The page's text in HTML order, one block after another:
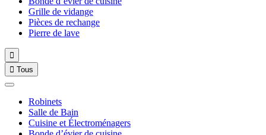
Grille de vidange
Pièces de rechange
Pierre de lave

 Tous
Robinets
Salle de Bain
Cuisine et Électroménagers